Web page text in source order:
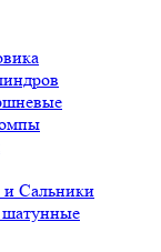
Сальники